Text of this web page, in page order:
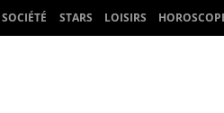
SOCIÉTÉ STARS LOISIRS